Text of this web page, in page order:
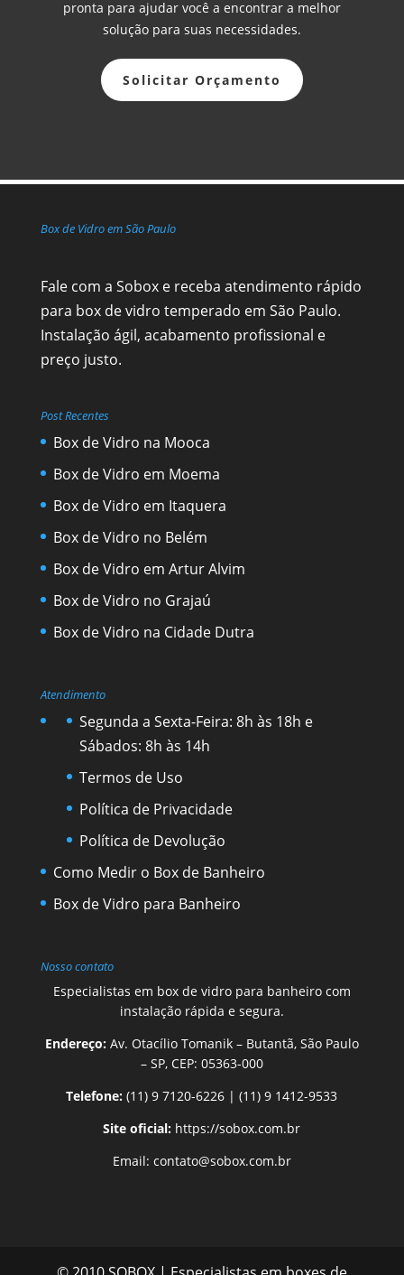
pronta para ajudar você a encontrar a melhor
solução para suas necessidades.
Solicitar Orçamento
Box de Vidro em São Paulo
Fale com a Sobox e receba atendimento rápido
para box de vidro temperado em São Paulo.
Instalação ágil, acabamento profissional e
preço justo.
Post Recentes
Box de Vidro na Mooca
Box de Vidro em Moema
Box de Vidro em Itaquera
Box de Vidro no Belém
Box de Vidro em Artur Alvim
Box de Vidro no Grajaú
Box de Vidro na Cidade Dutra
Atendimento
Segunda a Sexta-Feira: 8h às 18h e
Sábados: 8h às 14h
Termos de Uso
Política de Privacidade
Política de Devolução
Como Medir o Box de Banheiro
Box de Vidro para Banheiro
Nosso contato
Especialistas em box de vidro para banheiro com
instalação rápida e segura.
Endereço:Av. Otacílio Tomanik – Butantã, São Paulo
– SP, CEP: 05363-000
Telefone: (11) 9 7120-6226 |(11) 9 1412-9533
Site oficial: https://sobox.com.br
Email: contato@sobox.com.br